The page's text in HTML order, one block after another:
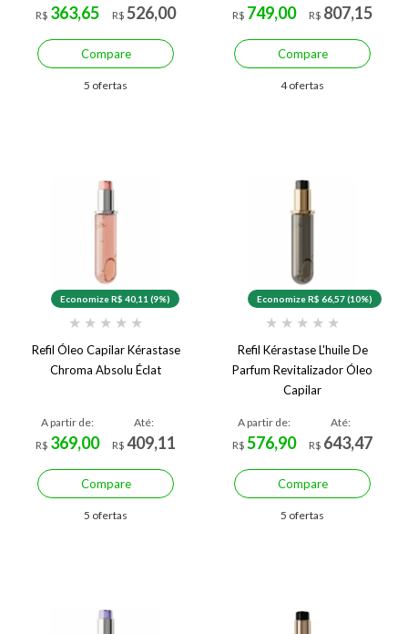
R$ 363,65
R$526,00
Compare
5 ofertas
R$ 749,00
R$ 807,15
Compare
4 ofertas
Economize R$ 40,11 (9%)
★ ★ ★ ★ ★
Refil Óleo Capilar Kérastase
Chroma Absolu Éclat
A partir de:
R$ 369,00
Até:
R$409,11
Compare
5 ofertas
Economize R$ 66,57 (10%)
★ ★ ★ ★ ★
Refil Kérastase L'huile De
Parfum Revitalizador Óleo
Capilar
A partir de:
R$ 576,90
Até:
R$ 643,47
Compare
5 ofertas